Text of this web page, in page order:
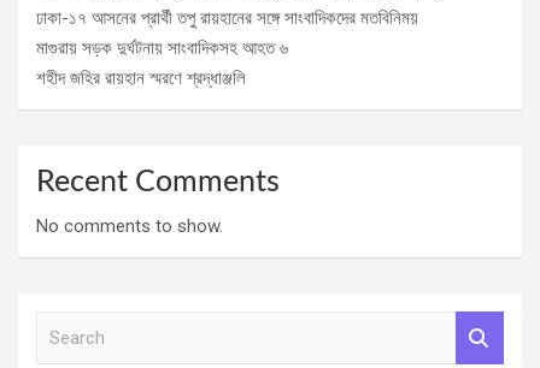
ঢাকা-১৭ আসনের প্রার্থী তপু রায়হানের সঙ্গে সাংবাদিকদের মতবিনিময়
মাগুরায় সড়ক দুর্ঘটনায় সাংবাদিকসহ আহত ৬
শহীদ জহির রায়হান স্মরণে শ্রদ্ধাঞ্জলি
Recent Comments
No comments to show.